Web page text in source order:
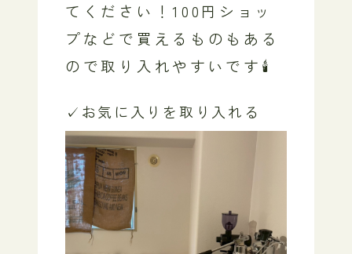
てください！100円ショッ
プなどで買えるものもある
ので取り入れやすいです🕯️
✓お気に入りを取り入れる